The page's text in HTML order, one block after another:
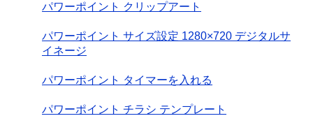
パワーポイント クリップアート
パワーポイント サイズ設定 1280×720 デジタルサ
イネージ
パワーポイント タイマーを入れる
パワーポイント チラシ テンプレート